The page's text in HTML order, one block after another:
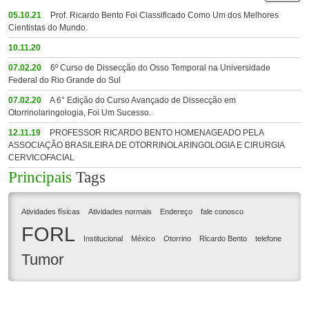
05.10.21
Prof. Ricardo Bento Foi Classificado Como Um dos Melhores
Cientistas do Mundo.
10.11.20
07.02.20
6º Curso de Dissecção do Osso Temporal na Universidade
Federal do Rio Grande do Sul
07.02.20
A 6° Edição do Curso Avançado de Dissecção em
Otorrinolaringologia, Foi Um Sucesso.
12.11.19
PROFESSOR RICARDO BENTO HOMENAGEADO PELA
ASSOCIAÇÃO BRASILEIRA DE OTORRINOLARINGOLOGIA E CIRURGIA
CERVICOFACIAL
Principais Tags
Atividades físicas Atividades normais Endereço fale conosco
FORL Institucional México Otorrino Ricardo Bento telefone
Tumor